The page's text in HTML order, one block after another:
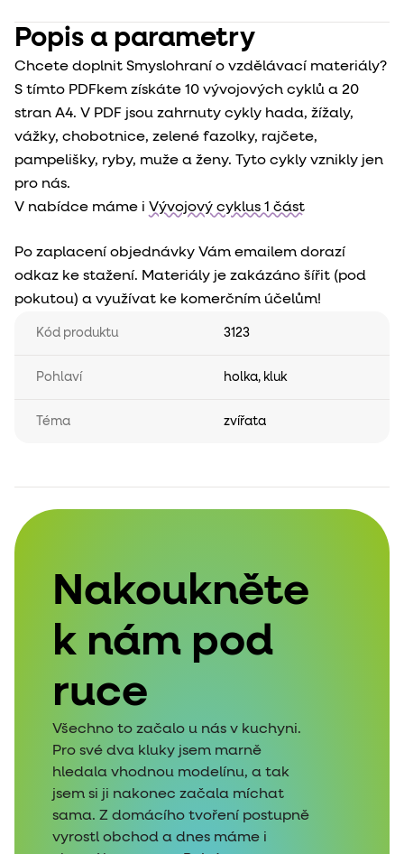
Popis a parametry
Chcete doplnit Smyslohraní o vzdělávací materiály?
S tímto PDFkem získáte 10 vývojových cyklů a 20
stran A4. V PDF jsou zahrnuty cykly hada, žížaly,
vážky, chobotnice, zelené fazolky, rajčete,
pampelišky, ryby, muže a ženy. Tyto cykly vznikly jen
pro nás.
V nabídce máme i Vývojový cyklus 1 část
Po zaplacení objednávky Vám emailem dorazí
odkaz ke stažení. Materiály je zakázáno šířit (pod
pokutou) a využívat ke komerčním účelům!
Kód produktu 3123
Pohlaví holka, kluk
Téma zvířata
Nakoukněte
k nám pod
ruce
Všechno to začalo u nás v kuchyni.
Pro své dva kluky jsem marně
hledala vhodnou modelínu, a tak
jsem si ji nakonec začala míchat
sama. Z domácího tvoření postupně
vyrostl obchod a dnes máme i